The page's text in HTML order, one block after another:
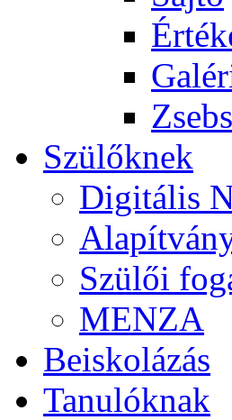
Szülőknek
Digitális
Szülői
MENZA
Beiskolázás
Tanulóknak